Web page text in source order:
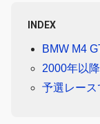
INDEX
BMW M4
2000年以
予選レー